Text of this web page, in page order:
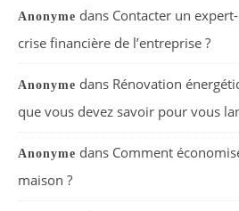
Anonyme dans Contacter un
crise financière de l’entreprise ?
Anonyme dans Rénovation
que vous devez savoir pour vous
Anonyme dans Comment
maison ?